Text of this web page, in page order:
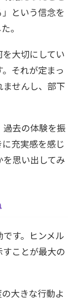
という信念を
。
大切にしてい
それが定まっ
せんし、部下
去の体験を振
充実感を感じ
思い出してみ
す。ヒンメル
ことが最大の
大きな行動よ